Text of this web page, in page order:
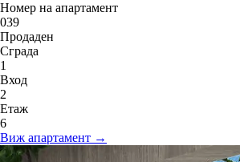
Номер на апартамент
039
Продаден
Сграда
1
Вход
2
Етаж
6
Виж апартамент →